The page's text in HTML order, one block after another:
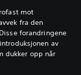
mot
fra den
forandringene
av
dukker opp når